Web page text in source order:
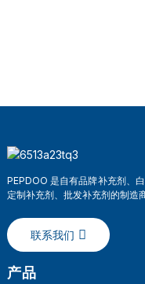
PEPDOO 是自有品牌补充剂、
定制补充剂、批发补充剂的制造商
联系我们
产品